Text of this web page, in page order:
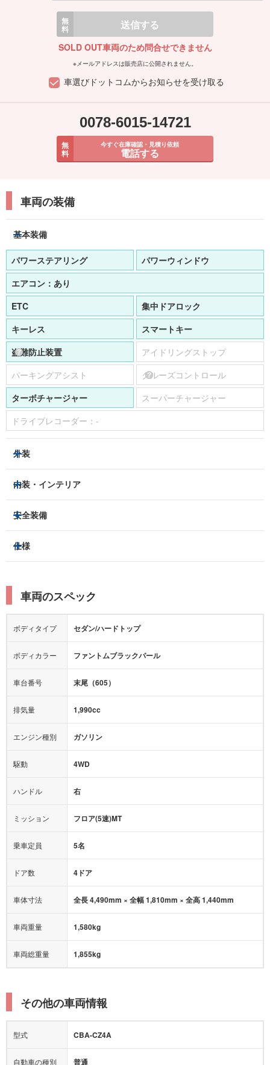
無
料 送信する
SOLD OUT車両のため問合せできません
※メールアドレスは販売店に公開されません。
車選びドットコムからお知らせを受け取る
0078-6015-14721
無
料
今すぐ在庫確認・見積り依頼
電話する
車両の装備
基本装備
パワーステアリング
パワーウィンドウ
エアコン： あり
ETC
集中ドアロック
キーレス
スマートキー
盗難防止装置
アイドリングストップ
パーキングアシスト
クルーズコントロール
ターボチャージャー
スーパーチャージャー
ドライブレコーダー： -
外装
HIDヘッドライト
アルミホイール：18インチ
サンルーフ/ガラスルーフ
ルーフレール
エアロパーツ
ローダウン
内装・インテリア
3列シート
ベンチシート
パワーシート
シートヒーター
カーナビ：メモリーナビ他
CD
ミュージックプレイヤー接続可
後席モニター
安全装備
トラクションコントロール
レーンキープアシスト
横滑り防止装置
衝突被害軽減プレーキ
カメラ：-
エアバッグ：
運転席 助手席 サイド
衝撃緩和ヘッドレスト
サポカー
アダプティブクルーズコントロール
ヒルディセントコントロール
オートマチックハイビーム
仕様
車両のスペック
ボディタイプ セダン/ハードトップ
ボディカラー ファントムブラックパール
車台番号 末尾（605）
排気量 1,990cc
エンジン種別 ガソリン
駆動 4WD
ハンドル 右
ミッション フロア(5速)MT
乗車定員 5名
ドア数 4ドア
車体寸法 全長 4,490mm × 全幅 1,810mm × 全高 1,440mm
車両重量 1,580kg
車両総重量 1,855kg
その他の車両情報
型式 CBA-CZ4A
自動車の種別 普通